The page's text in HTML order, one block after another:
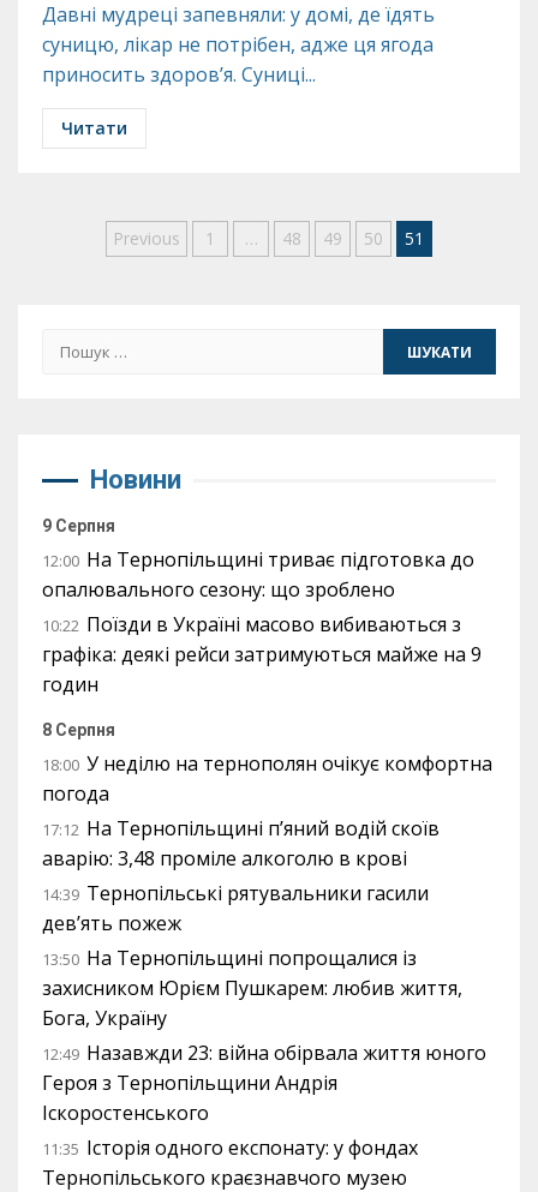
Давні мудреці запевняли: у домі, де їдять
суницю, лікар не потрібен, адже ця ягода
приносить здоров’я. Суниці...
Читати
Пагінація
Previous 1 … 48 49 50 51
Пошук:
Новини
9 Серпня
12:00 На Тернопільщині триває підготовка до
опалювального сезону: що зроблено
10:22 Поїзди в Україні масово вибиваються з
графіка: деякі рейси затримуються майже на 9
годин
8 Серпня
18:00 У неділю на тернополян очікує комфортна
погода
17:12 На Тернопільщині п’яний водій скоїв
аварію: 3,48 проміле алкоголю в крові
14:39 Тернопільські рятувальники гасили
дев’ять пожеж
13:50 На Тернопільщині попрощалися із
захисником Юрієм Пушкарем: любив життя,
Бога, Україну
12:49 Назавжди 23: війна обірвала життя юного
Героя з Тернопільщини Андрія
Іскоростенського
11:35 Історія одного експонату: у фондах
Тернопільського краєзнавчого музею